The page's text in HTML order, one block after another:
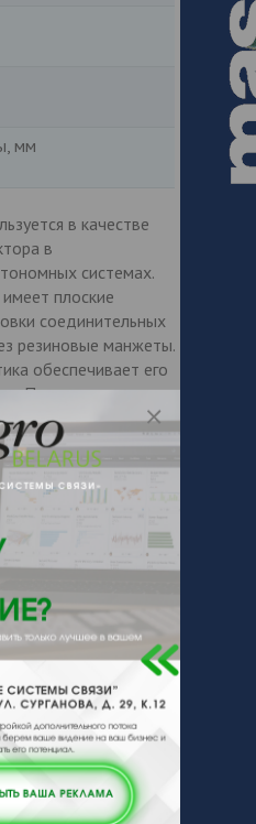
мм
в качестве
в
системах.
плоские
соединительных
резиновые манжеты.
обеспечивает его
При монтаже, для
септики
основанию
Для заглубления на
горловина септика
колодца
ребристую
поверхности с
мм,
«в массе»
заказ с помощью
мы подберем для